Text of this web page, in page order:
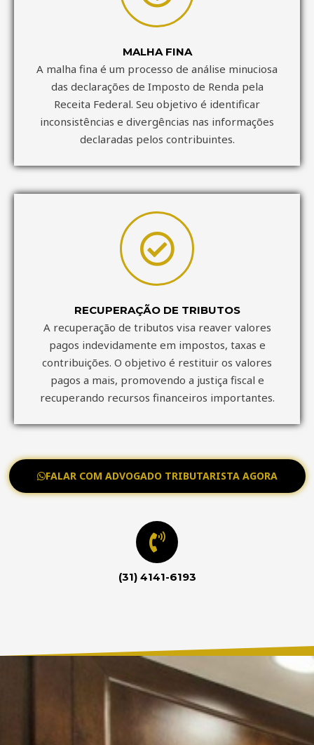
MALHA FINA
A malha fina é um processo de análise minuciosa
das declarações de Imposto de Renda pela
Receita Federal. Seu objetivo é identificar
inconsistências e divergências nas informações
declaradas pelos contribuintes.
RECUPERAÇÃO DE TRIBUTOS
A recuperação de tributos visa reaver valores
pagos indevidamente em impostos, taxas e
contribuições. O objetivo é restituir os valores
pagos a mais, promovendo a justiça fiscal e
recuperando recursos financeiros importantes.
FALAR COM ADVOGADO TRIBUTARISTA AGORA
(31) 4141-6193